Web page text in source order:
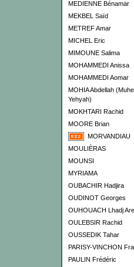
MEDIENNE Bénamar
MEKBEL Saïd
METREF Amar
MICHEL Eric
MIMOUNE Salima
MOHAMMEDI Anissa
MOHAMMEDI Aomar
MOHIA Abdellah
Yehyah)
MOKHTARI Rachid
MOORE Brian
MORVANDIAU
MOULIÈRAS
MOUNSI
MYRIAMA
OUBACHIR Hadjira
OUDINOT Georges
OUHOUACH Lhadj
OULEBSIR Rachid
OUSSEDIK Tahar
PARISY-VINCHON
PAULIN Frédéric